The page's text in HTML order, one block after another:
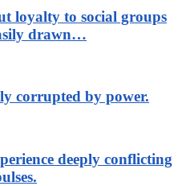
loyalty to social groups
drawn…
corrupted by power.
deeply conflicting